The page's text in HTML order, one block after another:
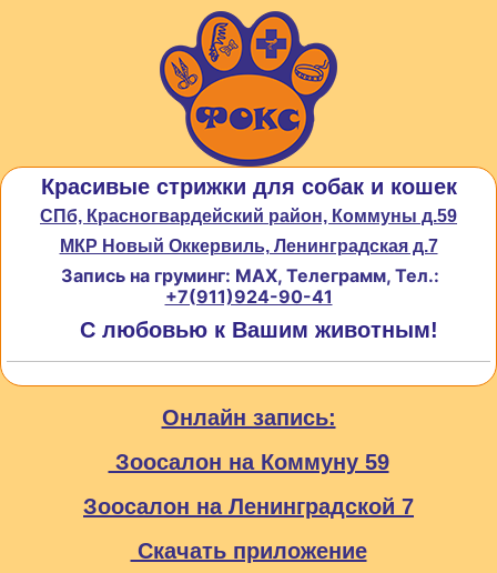
Красивые стрижки для собак и кошек
СПб, Красногвардейский район, Коммуны д.59
МКР Новый Оккервиль, Ленинградская д.7
Запись на груминг: MAX, Телеграмм, Тел.:
+7(911)924-90-41
С любовью к Вашим животным!
Онлайн запись:
Зоосалон на Коммуну 59
Зоосалон на Ленинградской 7
Скачать приложение